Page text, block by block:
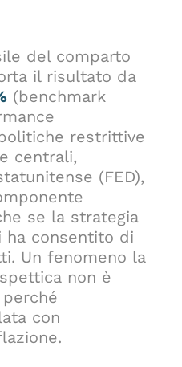
del comparto
il risultato da
(benchmark
restrittive
centrali,
(FED),
se la strategia
ha consentito di
Un fenomeno la
non è
con